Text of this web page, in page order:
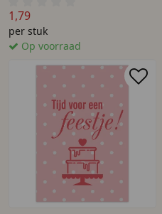
1,79
per stuk
Op voorraad